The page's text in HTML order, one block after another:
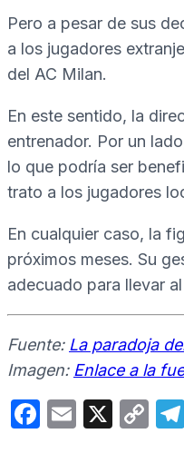
Pero a pesar de sus
a los jugadores
del AC Milan.
En este sentido, la
entrenador. Por un
lo que podría ser
trato a los jugadores
En cualquier caso, la
próximos meses. Su
adecuado para llevar
Fuente: La paradoja
Imagen: Enlace a la
F
E
X
C